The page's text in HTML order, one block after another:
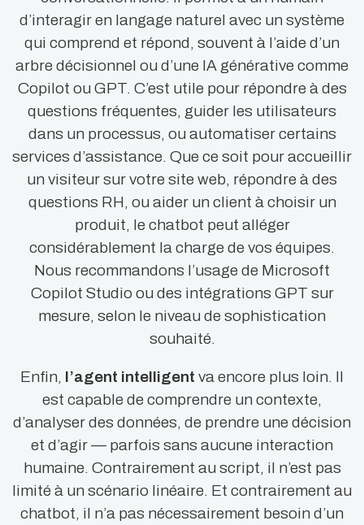
d’interagir en langage naturel avec un système
qui comprend et répond, souvent à l’aide d’un
arbre décisionnel ou d’une IA générative comme
Copilot ou GPT. C’est utile pour répondre à des
questions fréquentes, guider les utilisateurs
dans un processus, ou automatiser certains
services d’assistance. Que ce soit pour accueillir
un visiteur sur votre site web, répondre à des
questions RH, ou aider un client à choisir un
produit, le chatbot peut alléger
considérablement la charge de vos équipes.
Nous recommandons l’usage de Microsoft
Copilot Studio ou des intégrations GPT sur
mesure, selon le niveau de sophistication
souhaité.
Enfin, l’agent intelligent va encore plus loin. Il
est capable de comprendre un contexte,
d’analyser des données, de prendre une décision
et d’agir — parfois sans aucune interaction
humaine. Contrairement au script, il n’est pas
limité à un scénario linéaire. Et contrairement au
chatbot, il n’a pas nécessairement besoin d’un